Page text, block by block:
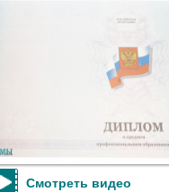
Смотреть видео